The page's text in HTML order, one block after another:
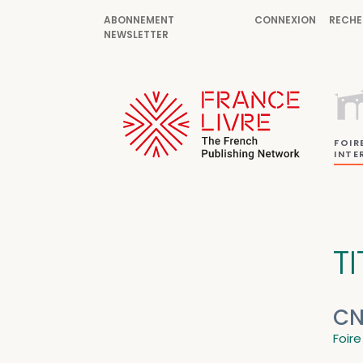
ABONNEMENT
NEWSLETTER
CONNEXION